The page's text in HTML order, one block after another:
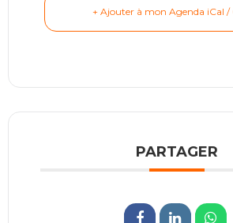
+ Ajouter à mon Agenda iCal
PARTAGER